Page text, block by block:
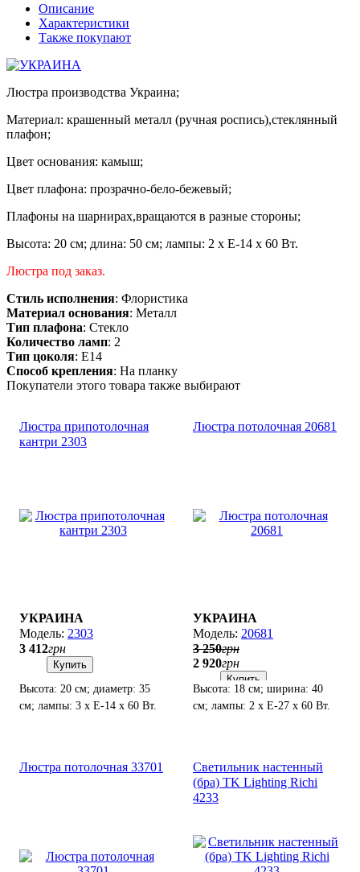
Описание
Характеристики
Также покупают
Люстра производства Украина;
Материал: крашенный металл (ручная роспись),стеклянный
плафон;
Цвет основания: камыш;
Цвет плафона: прозрачно-бело-бежевый;
Плафоны на шарнирах,вращаются в разные стороны;
Высота: 20 см; длина: 50 см; лампы: 2 х Е-14 х 60 Вт.
Люстра под заказ.
Стиль исполнения: Флористика
Материал основания: Металл
Тип плафона: Стекло
Количество ламп: 2
Тип цоколя: E14
Способ крепления: На планку
Покупатели этого товара также выбирают
Люстра припотолочная
кантри 2303
УКРАИНА
2303
3 412грн
Купить
Высота: 20 см; диаметр: 35
см; лампы: 3 х Е-14 х 60 Вт.
Люстра потолочная 20681
УКРАИНА
20681
3 250грн
2 920грн
Купить
Высота: 18 см; ширина: 40
см; лампы: 2 х Е-27 х 60 Вт.
Люстра потолочная 33701
Светильник настенный
(бра) TK Lighting Richi
4233